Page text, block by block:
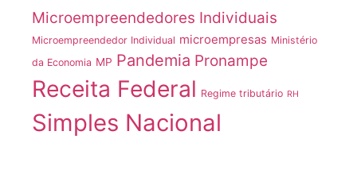
Microempreendedores Individuais
Microempreendedor Individual microempresas Ministério
da Economia MP Pandemia Pronampe
Receita Federal Regime tributário RH
Simples Nacional